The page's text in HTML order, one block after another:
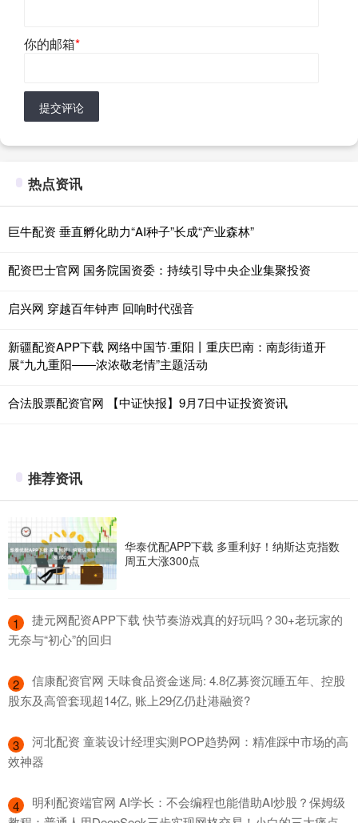
你的邮箱*
提交评论
热点资讯
巨牛配资 垂直孵化助力“AI种子”长成“产业森林”
配资巴士官网 国务院国资委：持续引导中央企业集聚投资
启兴网 穿越百年钟声 回响时代强音
新疆配资APP下载 网络中国节·重阳丨重庆巴南：南彭街道开
展“九九重阳——浓浓敬老情”主题活动
合法股票配资官网 【中证快报】9月7日中证投资资讯
推荐资讯
华泰优配APP下载 多重利好！纳斯达克指数
周五大涨300点
1
​捷元网配资APP下载 快节奏游戏真的好玩吗？30+老玩家的
无奈与“初心”的回归
2
​信康配资官网 天味食品资金迷局: 4.8亿募资沉睡五年、控股
股东及高管套现超14亿, 账上29亿仍赴港融资?
3
​河北配资 童装设计经理实测POP趋势网：精准踩中市场的高
效神器
4
​明利配资端官网 AI学长：不会编程也能借助AI炒股？保姆级